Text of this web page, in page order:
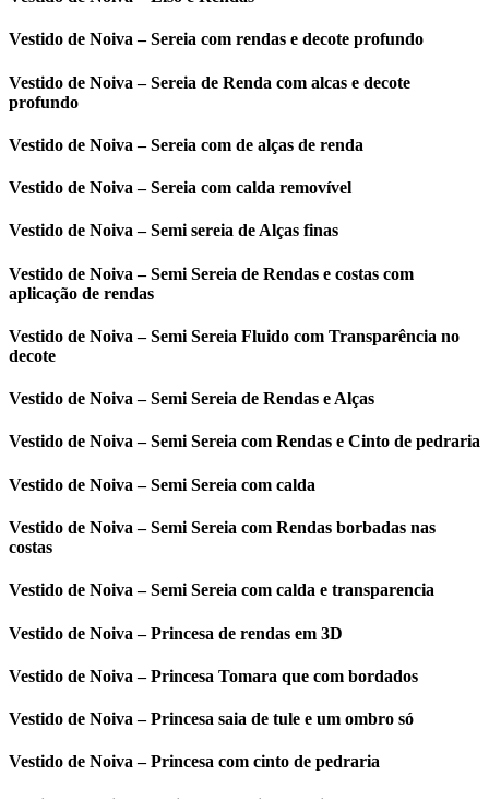
Vestido de Noiva – Sereia com rendas e decote profundo
Vestido de Noiva – Sereia de Renda com alcas e decote
profundo
Vestido de Noiva – Sereia com de alças de renda
Vestido de Noiva – Sereia com calda removível
Vestido de Noiva – Semi sereia de Alças finas
Vestido de Noiva – Semi Sereia de Rendas e costas com
aplicação de rendas
Vestido de Noiva – Semi Sereia Fluido com Transparência no
decote
Vestido de Noiva – Semi Sereia de Rendas e Alças
Vestido de Noiva – Semi Sereia com Rendas e Cinto de pedraria
Vestido de Noiva – Semi Sereia com calda
Vestido de Noiva – Semi Sereia com Rendas borbadas nas
costas
Vestido de Noiva – Semi Sereia com calda e transparencia
Vestido de Noiva – Princesa de rendas em 3D
Vestido de Noiva – Princesa Tomara que com bordados
Vestido de Noiva – Princesa saia de tule e um ombro só
Vestido de Noiva – Princesa com cinto de pedraria